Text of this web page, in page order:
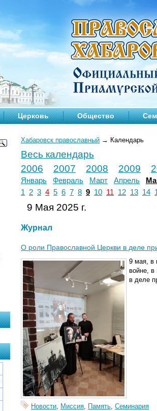
Церковь Общество
Хабаровск православный → Календарь
Весь календарь
2006
2007 2008 2009
Январь Февраль Март Апрель
1
2 3 4 5 6 7 8 9 10 11 12 13 14
9 Мая 2025 г.
Журнал
О роли Православной Церкви в деле
9 мая, в
войне, в
в деле
Новости, Миссия, Память, Семинария